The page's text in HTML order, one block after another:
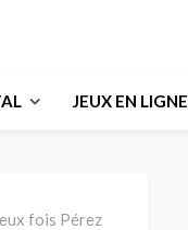
JEUX EN LIGNE
fois Pérez